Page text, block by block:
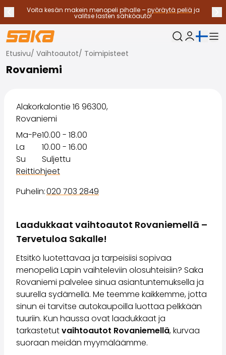
Edellinen ilmoitus
Voita kesän makein menopeli pihalle –pyöräytä peliä ja
valitse lasten sähköauto!
Lopeta ilmoitukset
✕
Oma Saka
Nykyinen
Vaihtoautot
Käyttövoimat
Hybridiautot
Bensiiniautot
Dieselautot
Kaasuautot
Ota yhteyttä
Usein kysytyt kysymykset
Autotyypit
Maasturit ja katumaasturit
Perheautot
Farmariautot
Vetoautot
Pakettiautot
Hyötyajoneuvot
Huutokauppa-autot
Edulliset autot
Saka Select
Automerkit
Audi
Etusivu/ Vaihtoautot/ Toimipisteet
Rovaniemi
Alakorkalontie 16 96300,
Rovaniemi
Ma-Pe
La
Su
10.00 - 18.00
10.00 - 16.00
Suljettu
Reittiohjeet
Puhelin:020 703 2849
Laadukkaat vaihtoautot Rovaniemellä –
Tervetuloa Sakalle!
Etsitkö luotettavaa ja tarpeisiisi sopivaa
menopeliä Lapin vaihteleviin olosuhteisiin? Saka
Rovaniemi palvelee sinua asiantuntemuksella ja
suurella sydämellä. Me teemme kaikkemme, jotta
sinun ei tarvitse autokaupoilla luottaa pelkkään
tuuriin. Kun haussa ovat laadukkaat ja
tarkastetutvaihtoautot Rovaniemellä, kurvaa
suoraan meidän myymäläämme.